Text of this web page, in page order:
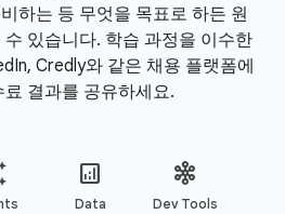
하는 등 무엇을 목표로 하든 원
있습니다. 학습 과정을 이수한
Credly와 같은 채용 플랫폼에
결과를 공유하세요.
Data Dev Tools